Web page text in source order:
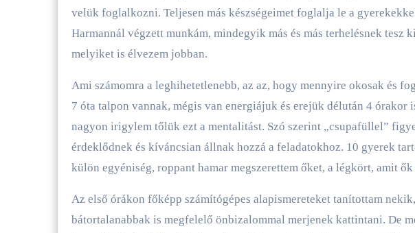
velük foglalkozni. Teljesen más készségeimet foglalja le a
Harmannál végzett munkám, mindegyik más és más terhelésnek tesz
melyiket is élvezem jobban.
Ami számomra a leghihetetlenebb, az az, hogy mennyire okosak és
7 óta talpon vannak, mégis van energiájuk és erejük délután 4
nagyon irigylem tőlük ezt a mentalitást. Szó szerint „csupafüllel”
érdeklődnek és kíváncsian állnak hozzá a feladatokhoz. 10 gyerek
külön egyéniség, roppant hamar megszerettem őket, a légkört, amit ők
Az első órákon főképp számítógépes alapismereteket tanítottam
bátortalanabbak is megfelelő önbizalommal merjenek kattintani. De